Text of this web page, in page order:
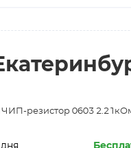
резистор 0603 2.21кОм